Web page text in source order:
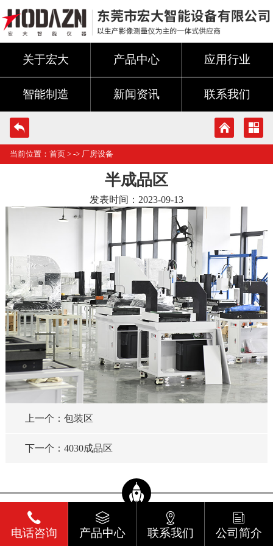
关于宏大 产品中心 应用行业
智能制造 新闻资讯 联系我们
当前位置： 首页 > -> 厂房设备
半成品区
发表时间：2023-09-13
上一个：包装区
下一个：4030成品区
东莞市宏大智能设备有限公司 版权所有
电话咨询 产品中心 联系我们 公司简介